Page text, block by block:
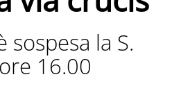
sospesa la S.
16.00